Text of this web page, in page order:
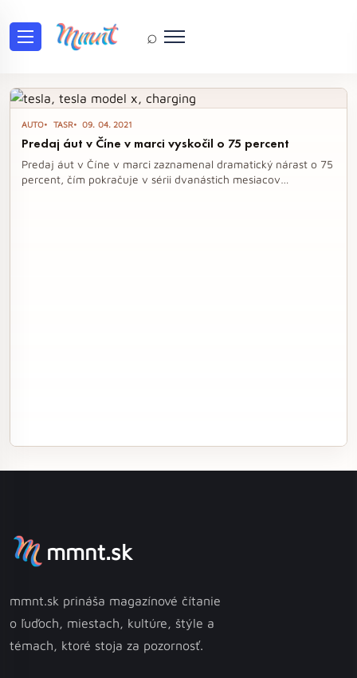
⌕
Tag: Nio
AUTO TASR 09. 04. 2021
Predaj áut v Číne v marci vyskočil o 75 percent
Predaj áut v Číne v marci zaznamenal dramatický nárast o 75
percent, čím pokračuje v sérii dvanástich mesiacov
mmnt.sk
mmnt.sk prináša magazínové čítanie
o ľuďoch, miestach, kultúre, štýle a
témach, ktoré stoja za pozornosť.